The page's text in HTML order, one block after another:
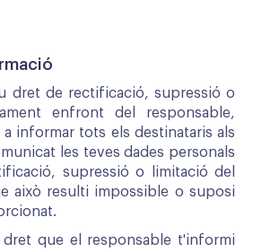
dret de rectificació, supressió o
enfront del responsable,
informar tots els destinataris als
les teves dades personals
supressió o limitació del
això resulti impossible o suposi
dret que el responsable t'informi